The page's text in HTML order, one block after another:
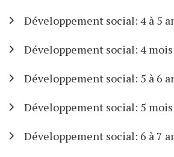
Développement social: 4 à 5
Développement social: 4 mois
Développement social: 5 à 6
Développement social: 5 mois
Développement social: 6 à 7